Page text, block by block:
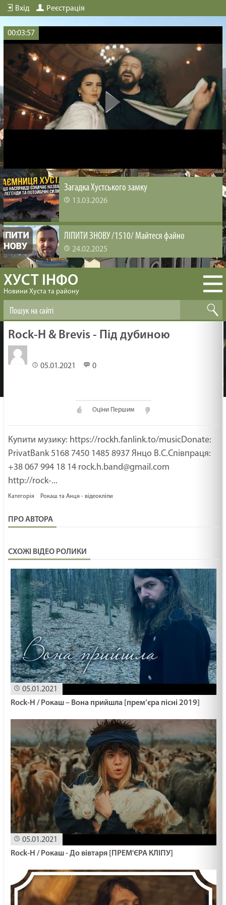
Вхід Реєстрація
00:03:57
Загадка Хустського замку
13.03.2026
ЛІПИТИ ЗНОВУ /1510/ Майтеся файно
24.02.2025
ВИРОЩУВАННЯ ЛЮДЕЙ /1509/ Майтеся файно
БІБЛІЯ ЗМІНЮЄ /1508/ Майтеся файно
файно
19.02.2025
Ти сьогодні молодший чи старший син? Неділя
про блудного сина. Лк
19.02.2025
КУДИ ПАЛКА ВПАДЕ /1503/ Майтеся файно
19.02.2025
НЕ ДО КІНЦЯ /1502/ Майтеся файно
19.02.2025
МАШИНА ЧАСУ /1501/ Майтеся файно
19.02.2025
ПЕРЕЛОМ ЖИТТЯ /1500/ Майтеся файно
19.02.2025
Знатися з Ісусом
19.02.2025
19.02.2025
ХУСТ ІНФО
Новини Хуста та району
Rock-H & Brevis - Під дубиною
05.01.2021 0
Оціни Першим
Купити музику: https://rockh.fanlink.to/musicDonate:
PrivatBank 5168 7450 1485 8937 Янцо В.С.Співпраця:
+38 067 994 18 14 rock.h.band@gmail.com
http://rock-...
Категорія Рокаш та Анця - відеокліпи
ПРО АВТОРА
СХОЖІ ВІДЕО РОЛИКИ
05.01.2021
Rock-H / Рокаш – Вона прийшла [прем’єра пісні 2019]
05.01.2021
Rock-H / Рокаш - До вівтаря [ПРЕМ'ЄРА КЛІПУ]